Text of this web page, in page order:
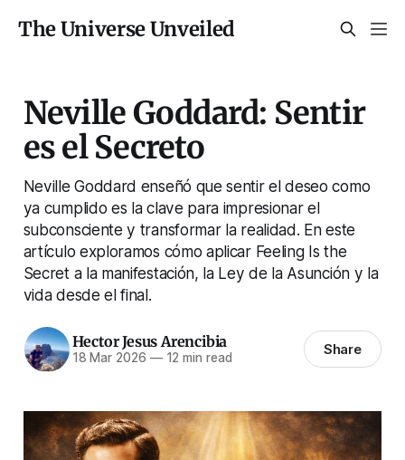
The Universe Unveiled
Neville Goddard: Sentir
es el Secreto
Neville Goddard enseñó que sentir el deseo como
ya cumplido es la clave para impresionar el
subconsciente y transformar la realidad. En este
artículo exploramos cómo aplicar Feeling Is the
Secret a la manifestación, la Ley de la Asunción y la
vida desde el final.
Hector Jesus Arencibia
18 Mar 2026 —12 min read Share